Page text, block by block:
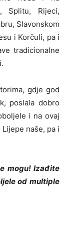
Splitu, Rijeci,
Slavonskom
i Korčuli, pa i
tradicionalne
gdje god
poslala dobro
i na ovaj
naše, pa i
mogu! Izađite
od multiple